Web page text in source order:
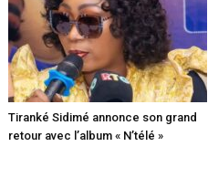
Tiranké Sidimé annonce son grand
retour avec l’album « N’télé »